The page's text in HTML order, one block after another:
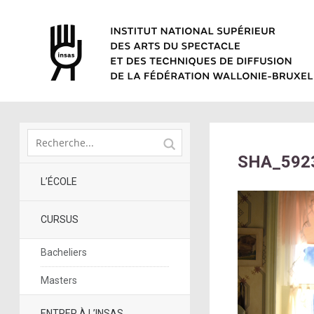
L’ÉCOLE
CURSUS
Bacheliers
Masters